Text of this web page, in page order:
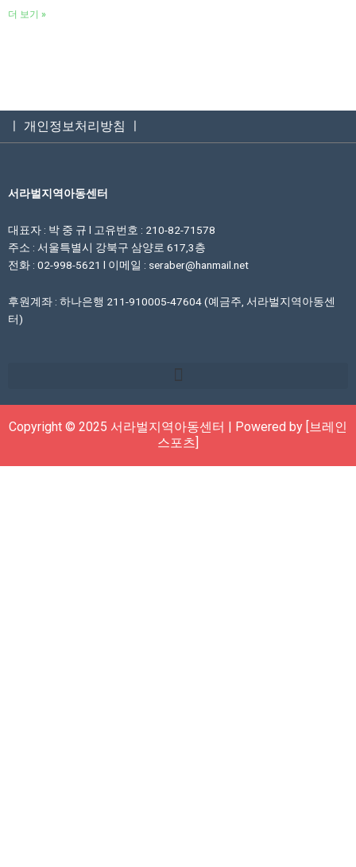
더 보기 »
ㅣ 개인정보처리방침 ㅣ
서라벌지역아동센터
대표자 : 박 중 규 l 고유번호 : 210-82-71578
주소 : 서울특별시 강북구 삼양로 617,3층
전화 : 02-998-5621 l 이메일 : seraber@hanmail.net
후원계좌 : 하나은행 211-910005-47604 (예금주, 서라벌지역아동센
터)
Copyright © 2025 서라벌지역아동센터 | Powered by [브레인
스포츠]